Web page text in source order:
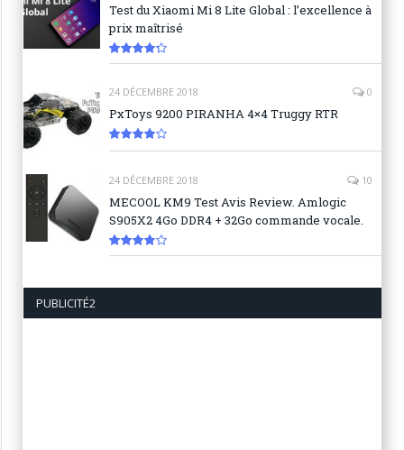
Test du Xiaomi Mi 8 Lite Global : l’excellence à
prix maîtrisé
24 DÉCEMBRE 2018 0
PxToys 9200 PIRANHA 4×4 Truggy RTR
8.1
24 DÉCEMBRE 2018 10
MECOOL KM9 Test Avis Review. Amlogic
S905X2 4Go DDR4 + 32Go commande vocale.
PUBLICITÉ2